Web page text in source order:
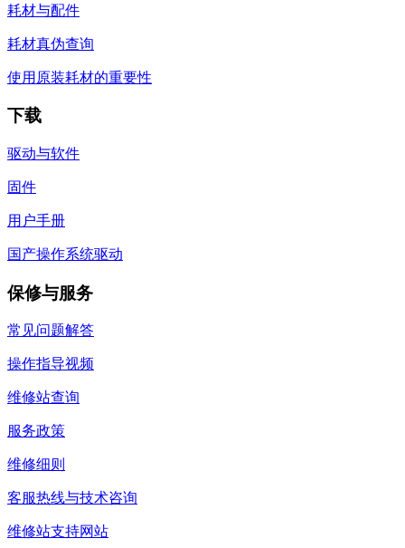
耗材与配件
耗材真伪查询
使用原装耗材的重要性
下载
驱动与软件
固件
用户手册
国产操作系统驱动
保修与服务
常见问题解答
操作指导视频
维修站查询
服务政策
维修细则
客服热线与技术咨询
维修站支持网站